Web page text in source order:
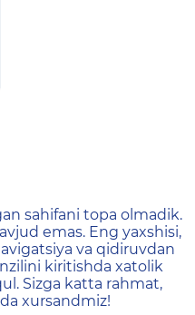
не
sahifani topa olmadik.
emas. Eng yaxshisi,
va qidiruvdan
kiritishda xatolik
Sizga katta rahmat,
xursandmiz!